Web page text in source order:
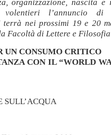
organizzazione, nascita
l’annuncio di
terrà nei prossimi 19 e 20
Facoltà di Lettere e Filosofia
UN CONSUMO CRITICO
CON IL “WORLD
SULL’ACQUA